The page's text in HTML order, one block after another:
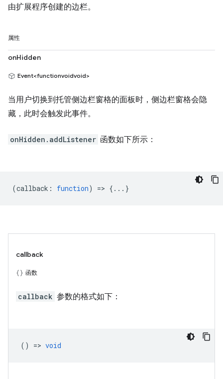
由扩展程序创建的边栏。
属性
onHidden
Event<functionvoidvoid>
当用户切换到托管侧边栏窗格的面板时，侧边栏窗格会隐
藏，此时会触发此事件。
onHidden.addListener 函数如下所示：
(callback : function) => {...}
callback
函数
callback 参数的格式如下：
() => void